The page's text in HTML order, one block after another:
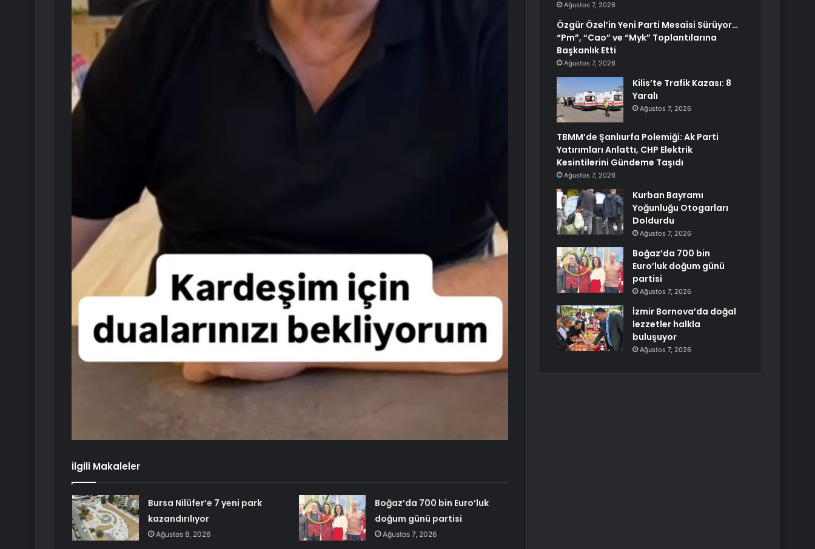
İlgili Makaleler
Bursa Nilüfer’e 7 yeni park
kazandırılıyor
Ağustos 8, 2026
Boğaz’da 700 bin Euro’luk
doğum günü partisi
Ağustos 7, 2026
Ağustos 7, 2026
Özgür Özel’in Yeni Parti Mesaisi Sürüyor…
“Pm”, “Cao” ve “Myk” Toplantılarına
Başkanlık Etti
Ağustos 7, 2026
Kilis’te Trafik Kazası: 8
Yaralı
Ağustos 7, 2026
TBMM’de Şanlıurfa Polemiği: Ak Parti
Yatırımları Anlattı, CHP Elektrik
Kesintilerini Gündeme Taşıdı
Ağustos 7, 2026
Kurban Bayramı
Yoğunluğu Otogarları
Doldurdu
Ağustos 7, 2026
Boğaz’da 700 bin
Euro’luk doğum günü
partisi
Ağustos 7, 2026
İzmir Bornova’da doğal
lezzetler halkla
buluşuyor
Ağustos 7, 2026